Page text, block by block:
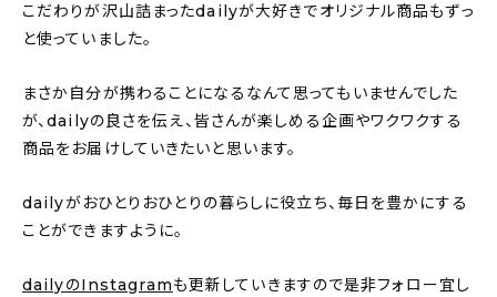
こだわりが沢山詰まったdailyが大好きでオリジナル商品もずっ
と使っていました。
まさか自分が携わることになるなんて思ってもいませんでした
が、dailyの良さを伝え、皆さんが楽しめる企画やワクワクする
商品をお届けしていきたいと思います。
dailyがおひとりおひとりの暮らしに役立ち、毎日を豊かにする
ことができますように。
dailyのInstagramも更新していきますので是非フォロー宜し